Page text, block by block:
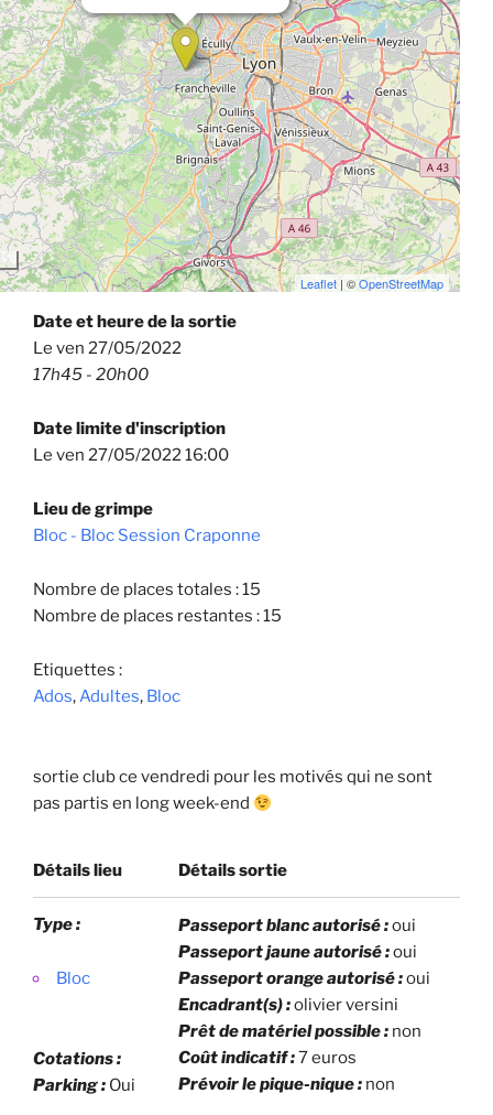
Leaflet | ©OpenStreetMap
Date et heure de la sortie
Le ven 27/05/2022
17h45 - 20h00
Date limite d'inscription
Le ven 27/05/2022 16:00
Lieu de grimpe
Bloc - Bloc Session Craponne
Nombre de places totales : 15
Nombre de places restantes : 15
Etiquettes :
Ados,Adultes, Bloc
sortie club ce vendredi pour les motivés qui ne sont
pas partis en long week-end
Détails lieu Détails sortie
Type :
Bloc
Cotations :
Parking : Oui
Passeport blanc autorisé :oui
Passeport jaune autorisé :oui
Passeport orange autorisé :oui
Encadrant(s) :olivier versini
Prêt de matériel possible : non
Coût indicatif :7 euros
Prévoir le pique-nique : non